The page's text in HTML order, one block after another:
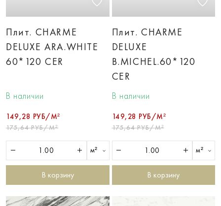
Плит. CHARME
DELUXE ARA.WHITE
60*120 CER
В наличии
149,28 РУБ/М²
175,64 РУБ/М²
м²
В корзину
Плит. CHARME
DELUXE
B.MICHEL.60*120
CER
В наличии
149,28 РУБ/М²
175,64 РУБ/М²
м²
В корзину